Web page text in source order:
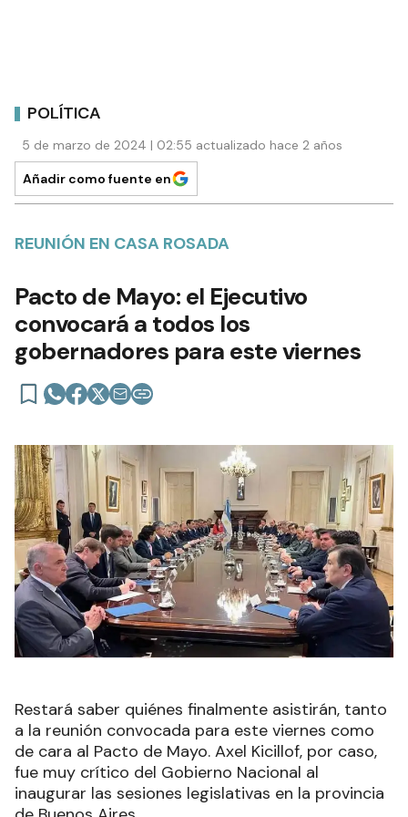
POLÍTICA
5 de marzo de 2024 | 02:55 actualizado hace 2 años
Añadir como fuente en
REUNIÓN EN CASA ROSADA
Pacto de Mayo: el Ejecutivo
convocará a todos los
gobernadores para este viernes
Restará saber quiénes finalmente asistirán, tanto
a la reunión convocada para este viernes como
de cara al Pacto de Mayo. Axel Kicillof, por caso,
fue muy crítico del Gobierno Nacional al
inaugurar las sesiones legislativas en la provincia